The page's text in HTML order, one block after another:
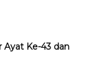
Ayat Ke-43 dan